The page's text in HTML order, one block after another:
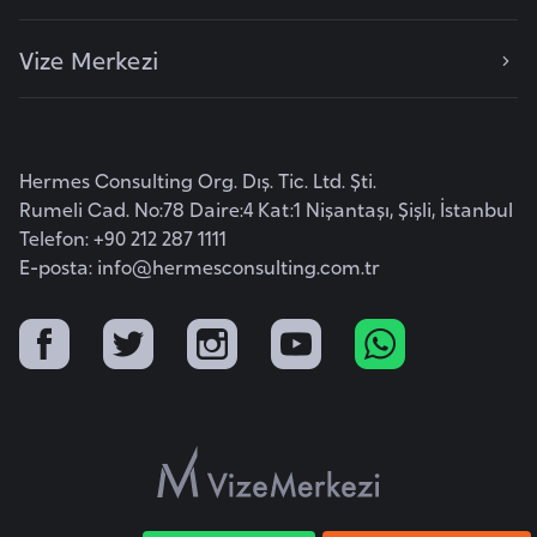
Vize Merkezi
Hermes Consulting Org. Dış. Tic. Ltd. Şti.
Rumeli Cad. No:78 Daire:4 Kat:1 Nişantaşı, Şişli, İstanbul
Telefon: +90 212 287 1111
E-posta: info@hermesconsulting.com.tr
Ç
a
d
Ç
e
k